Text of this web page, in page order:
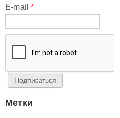
E-mail *
Метки